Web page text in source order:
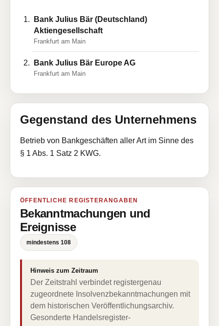
Bank Julius Bär (Deutschland)
Aktiengesellschaft
Frankfurt am Main
Bank Julius Bär Europe AG
Frankfurt am Main
Gegenstand des Unternehmens
Betrieb von Bankgeschäften aller Art im Sinne des
§ 1 Abs. 1 Satz 2 KWG.
ÖFFENTLICHE REGISTERANGABEN
Bekanntmachungen und
Ereignisse
mindestens 108
Hinweis zum Zeitraum
Der Zeitstrahl verbindet registergenau
zugeordnete Insolvenzbekanntmachungen mit
dem historischen Veröffentlichungsarchiv.
Gesonderte Handelsregister-